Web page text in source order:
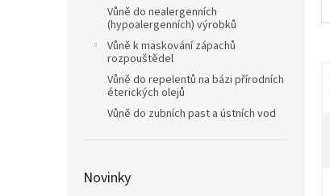
Vůně do nealergenních
(hypoalergenních) výrobků
Vůně k maskování zápachů
rozpouštědel
Vůně do repelentů na bázi přírodních
éterických olejů
Vůně do zubních past a ústních vod
Novinky